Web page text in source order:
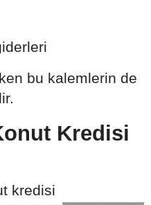
bu kalemlerin de
Kredisi
kredisi